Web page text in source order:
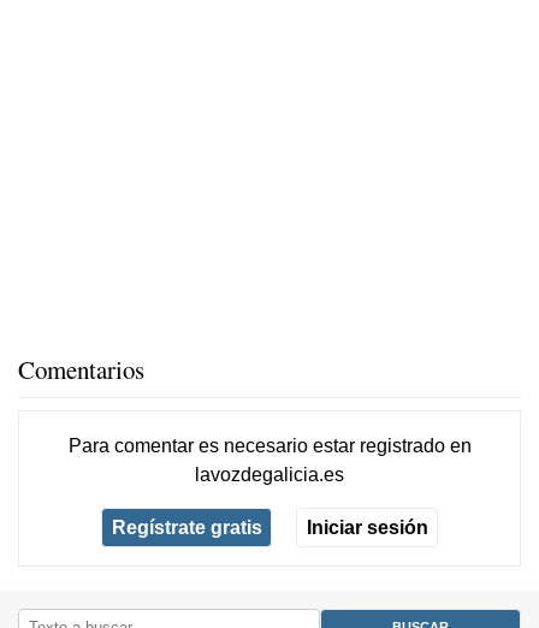
Comentarios
Para comentar es necesario estar registradoen
lavozdegalicia.es
Regístrate gratis Iniciar sesión